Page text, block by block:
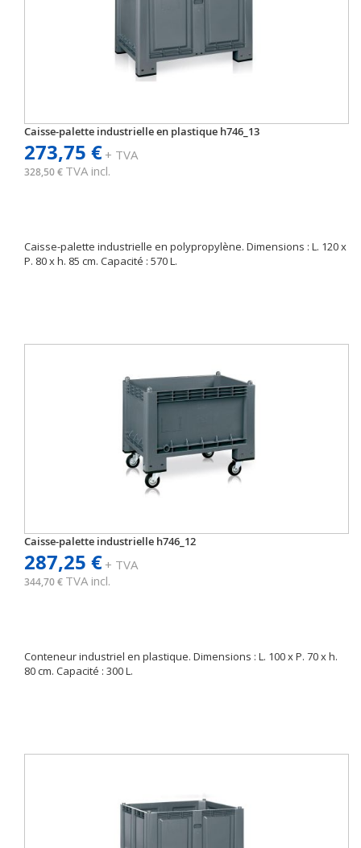
Caisse-palette industrielle en plastique h746_13
273,75 €+ TVA
328,50 € TVA incl.
Caisse-palette industrielle en polypropylène. Dimensions : L. 120 x
P. 80 x h. 85 cm. Capacité : 570 L.
Caisse-palette industrielle h746_12
287,25 €+ TVA
344,70 € TVA incl.
Conteneur industriel en plastique. Dimensions : L. 100 x P. 70 x h.
80 cm. Capacité : 300 L.